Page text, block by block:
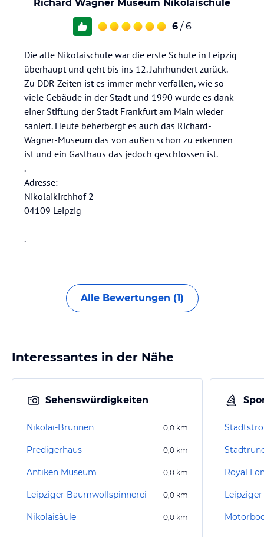
Richard Wagner Museum Nikolaischule
6 / 6
Die alte Nikolaischule war die erste Schule in Leipzig
überhaupt und geht bis ins 12. Jahrhundert zurück.
Zu DDR Zeiten ist es immer mehr verfallen, wie so
viele Gebäude in der Stadt und 1990 wurde es dank
einer Stiftung der Stadt Frankfurt am Main wieder
saniert. Heute beherbergt es auch das Richard-
Wagner-Museum das von außen schon zu erkennen
ist und ein Gasthaus das jedoch geschlossen ist.
.
Adresse:
Nikolaikirchhof 2
04109 Leipzig
.
Alle Bewertungen (1)
Interessantes in der Nähe
Sehenswürdigkeiten
Nikolai-Brunnen 0,0 km
Predigerhaus 0,0 km
Antiken Museum 0,0 km
Leipziger Baumwollspinnerei 0,0 km
Nikolaisäule 0,0 km
Royal